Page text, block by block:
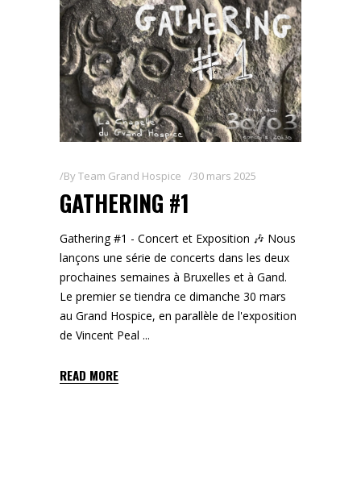
ByTeam Grand Hospice 30 mars 2025
GATHERING #1
Gathering #1 - Concert et Exposition 🎶 Nous
lançons une série de concerts dans les deux
prochaines semaines à Bruxelles et à Gand.
Le premier se tiendra ce dimanche 30 mars
au Grand Hospice, en parallèle de l'exposition
de Vincent Peal
READ MORE